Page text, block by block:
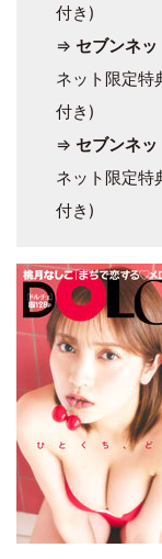
付き)
⇒ セブンネ
ネット限定
付き)
⇒ セブンネ
ネット限定
付き)